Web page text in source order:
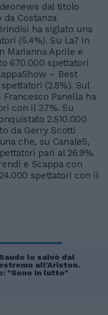
dal titolo
Costanza
ha siglato una
(5.4%). Su La7 In
Marianna Aprile e
670.000 spettatori
– Best
(2.8%). Sul
Panella ha
con il 3.7%. Su
2.510.000
da Gerry Scotti
che, su Canale5,
pari al 26.9%.
e Scappa con
spettatori con il
lo salvò dal
all'Ariston.
"Sono in lutto"